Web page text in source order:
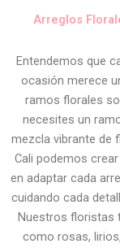
Arreglos
Entendemos que
ocasión merece
ramos florales
necesites un
mezcla vibrante de
Cali podemos
en adaptar cada
cuidando cada
Nuestros floristas
como rosas,